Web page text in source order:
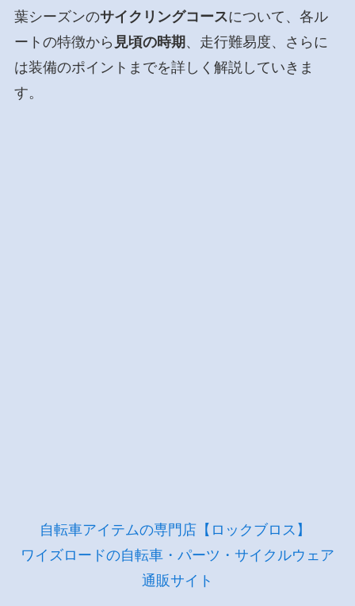
葉シーズンのサイクリングコースについて、各ル
ートの特徴から 見頃の時期 、走行難易度、さらに
は装備のポイントまでを詳しく解説していきま
す。
自転車アイテムの専門店【ロックブロス】
ワイズロードの自転車・パーツ・サイクルウェア
通販サイト